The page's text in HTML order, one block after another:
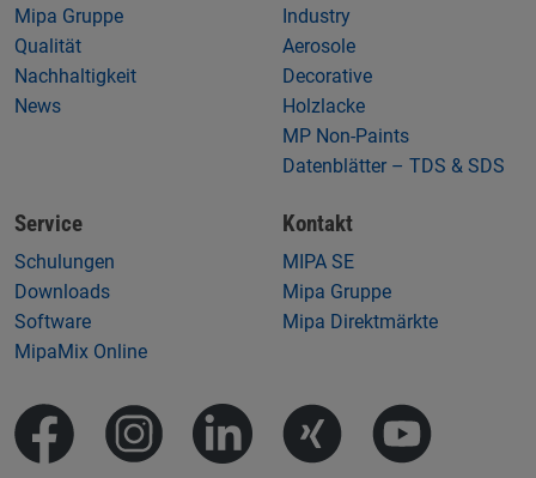
Mipa Gruppe
Qualität
Nachhaltigkeit
News
Industry
Aerosole
Decorative
Holzlacke
MP Non-Paints
Datenblätter – TDS & SDS
Service
Schulungen
Downloads
Software
MipaMix Online
Kontakt
MIPA SE
Mipa Gruppe
Mipa Direktmärkte